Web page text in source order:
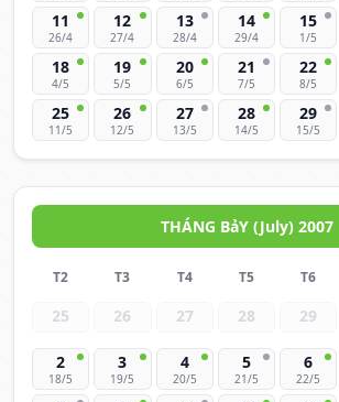
11
26/4
12
27/4
13
28/4
14
29/4
15
1/5
18
4/5
19
5/5
20
6/5
21
7/5
22
8/5
25
11/5
26
12/5
27
13/5
28
14/5
29
15/5
THÁNG BảY (July) 2007
T2 T3 T4 T5 T6
25 26 27 28 29
2
18/5
3
19/5
4
20/5
5
21/5
6
22/5